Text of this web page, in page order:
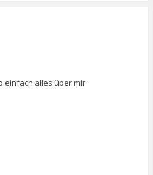
einfach alles über mir